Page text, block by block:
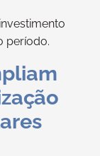
período.